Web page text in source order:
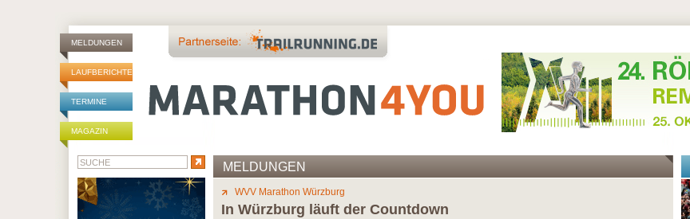
MELDUNGEN
LAUFBERICHTE
TERMINE
MAGAZIN
MELDUNGEN
WVV Marathon Würzburg
In Würzburg läuft der Countdown